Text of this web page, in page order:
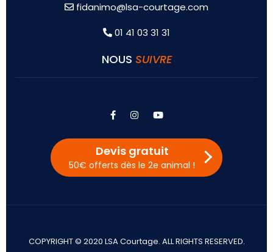
fidanimo@lsa-courtage.com
01 41 03 31 31
NOUS SUIVRE
facebookinstagramyoutube
Devis gratuit
50€ offerts dès le 2e animal !
COPYRIGHT © 2020 LSA Courtage. ALL RIGHTS RESERVED.